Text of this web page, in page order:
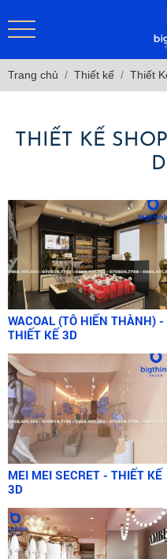
Trang chủ Thiết kế Thiết
THIẾT KẾ
WACOAL (TÔ HIẾN THÀNH) -
THIẾT KẾ 3D
MEI MEI SECRET - THIẾT KẾ
3D